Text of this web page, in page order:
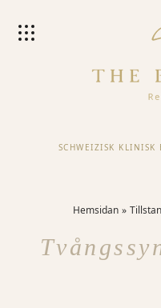
SCHWEIZISK KLINISK
Hemsidan